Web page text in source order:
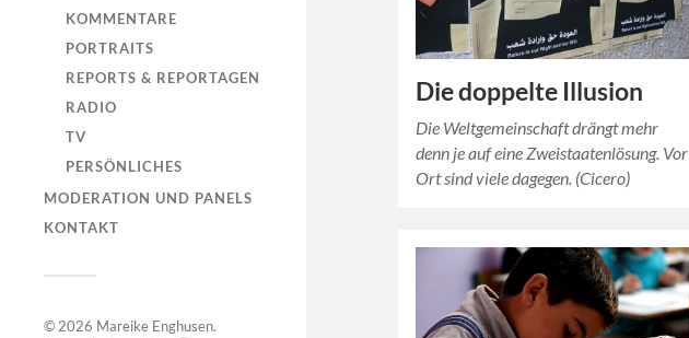
KOMMENTARE
PORTRAITS
REPORTS & REPORTAGEN
RADIO
TV
PERSÖNLICHES
MODERATION UND PANELS
KONTAKT
© 2026 Mareike Enghusen.
Die doppelte Illusion
Die Weltgemeinschaft drängt mehr
denn je auf eine Zweistaatenlösung. Vor
Ort sind viele dagegen. (Cicero)